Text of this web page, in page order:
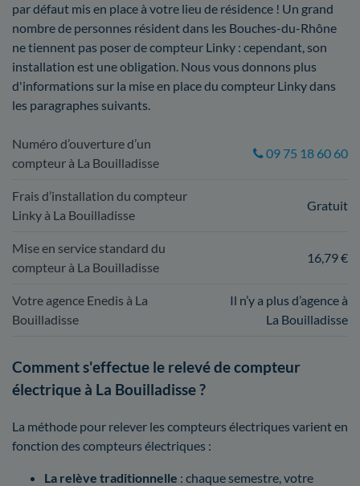
par défaut mis en place à votre lieu de résidence ! Un grand
nombre de personnes résident dans les Bouches-du-Rhône
ne tiennent pas poser de compteur Linky : cependant, son
installation est une obligation. Nous vous donnons plus
d'informations sur la mise en place du compteur Linky dans
les paragraphes suivants.
Numéro d’ouverture d’un
compteur à La Bouilladisse
09 75 18 60 60
Frais d’installation du compteur
Linky à La Bouilladisse
Gratuit
Mise en service standard du
compteur à La Bouilladisse
16,79 €
Votre agence Enedis à La
Bouilladisse
Il n’y a plus d’agence à
La Bouilladisse
Comment s'effectue le relevé de compteur
électrique à La Bouilladisse ?
La méthode pour relever les compteurs électriques varient en
fonction des compteurs électriques :
La relève traditionnelle : chaque semestre, votre